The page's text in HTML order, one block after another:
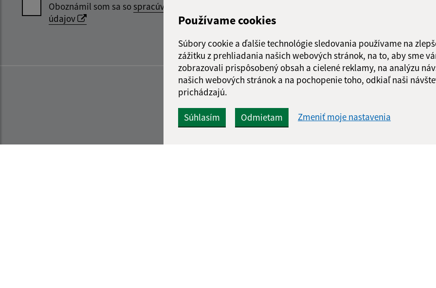
Používame cookies
Súbory cookie a ďalšie technológie sledovania používame na
zážitku z prehliadania našich webových stránok, na to, aby sme
zobrazovali prispôsobený obsah a cielené reklamy, na analýzu
našich webových stránok a na pochopenie toho, odkiaľ naši
prichádzajú.
Súhlasím Odmietam Zmeniť moje nastavenia
Oboznámil som sa sospracúvaním osobných
údajov